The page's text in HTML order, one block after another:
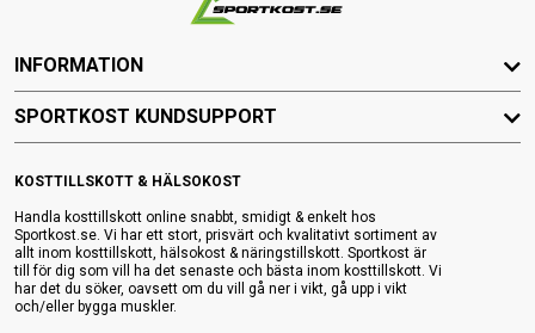
KOSTTILLSKOTT & HÄLSOKOST
Handla kosttillskott online snabbt, smidigt & enkelt hos
Sportkost.se. Vi har ett stort, prisvärt och kvalitativt sortiment av
allt inom kosttillskott, hälsokost & näringstillskott. Sportkost är
till för dig som vill ha det senaste och bästa inom kosttillskott. Vi
har det du söker, oavsett om du vill gå ner i vikt, gå upp i vikt
och/eller bygga muskler.
INFORMATION
SPORTKOST KUNDSUPPORT